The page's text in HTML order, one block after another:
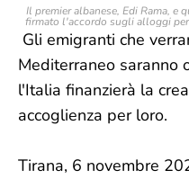
Il premier albanese, Edi Rama, e
firmato l'accordo sugli alloggi
Gli emigranti che
Mediterraneo saranno
l'Italia finanzierà la
accoglienza per loro.
Tirana, 6 novembre